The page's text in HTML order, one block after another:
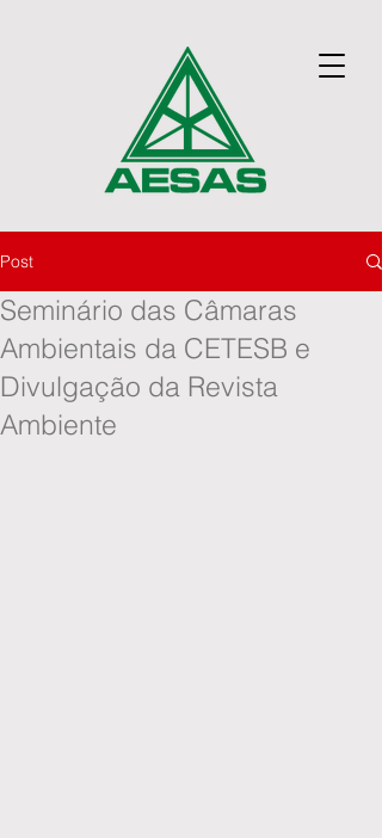
Post
Seminário das Câmaras
Ambientais da CETESB e
Divulgação da Revista
Ambiente